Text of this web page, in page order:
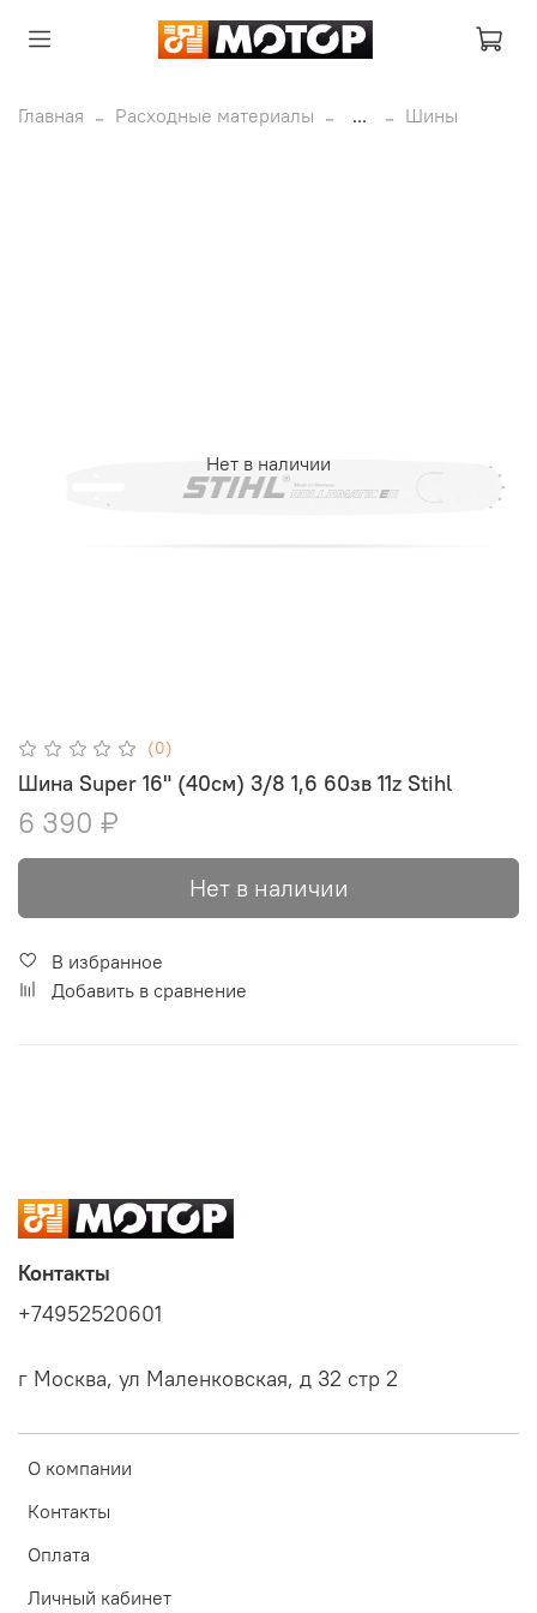
Главная Расходные материалы ... Шины
Нет в наличии
(0)
Шина Super 16" (40см) 3/8 1,6 60зв 11z Stihl
6 390 ₽
Нет в наличии
В избранное
Добавить в сравнение
О компании
Контакты
Оплата
Личный кабинет
Контакты
+74952520601
г Москва, ул Маленковская, д 32 стр 2